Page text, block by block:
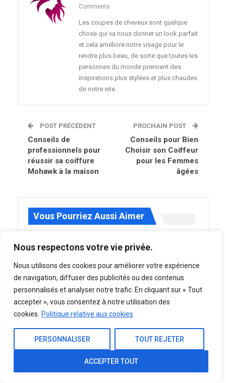
Nous respectons votre vie privée.
Nous utilisons des cookies pour améliorer votre expérience
de navigation, diffuser des publicités ou des contenus
personnalisés et analyser notre trafic. En cliquant sur « Tout
accepter », vous consentez à notre utilisation des
cookies.
Politique relative aux cookies
PERSONNALISER TOUT REJETER
ACCEPTER TOUT
Comments
Les coupes de cheveux sont quelque
chose qui va nous donner un look parfait
et cela améliore notre visage pour le
rendre plus beau, de sorte que toutes les
personnes du monde prennent des
inspirations plus stylées et plus chaudes
de notre site.
POST PRÉCÉDENT
Conseils de
professionnels pour
réussir sa coiffure
Mohawk à la maison
PROCHAIN POST
Conseils pour Bien
Choisir son Coiffeur
pour les Femmes
âgées
Vous Pourriez Aussi Aimer
COIFFURES LONGUES
Idées de coiffures
longues pour les
COIFFURES LONGUES
Les accessoires
indispensables pour
longs